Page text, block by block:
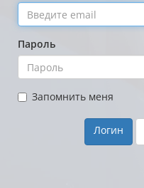
Пароль
Запомнить меня